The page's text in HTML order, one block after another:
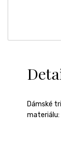
Dámské
materiálu: